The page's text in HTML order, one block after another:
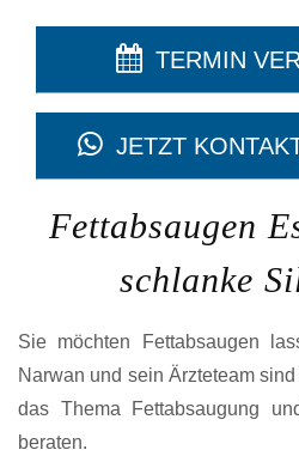
TERMIN
JETZT
Fettabsaugen
schlanke
Sie möchten Fettabsaugen
Narwan und sein Ärzteteam
das Thema Fettabsaugung
beraten.